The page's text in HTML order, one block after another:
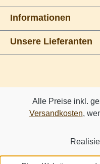
Informationen
Unsere Lieferanten
Alle Preise inkl.
Versandkosten,